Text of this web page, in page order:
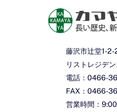
藤沢市辻堂1-2-
リストレジデ
電話：0466-
FAX：0466-
営業時間：